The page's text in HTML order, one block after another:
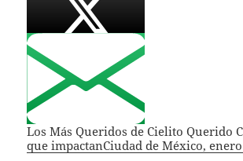
Los Más Queridos de Cielito Querido
que impactanCiudad de México, enero